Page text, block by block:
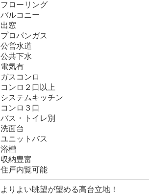
フローリング
バルコニー
出窓
プロパンガス
公営水道
公共下水
電気有
ガスコンロ
コンロ２口以上
システムキッチン
コンロ３口
バス・トイレ別
洗面台
ユニットバス
浴槽
収納豊富
住戸内覧可能
よりよい眺望が望める高台立地！